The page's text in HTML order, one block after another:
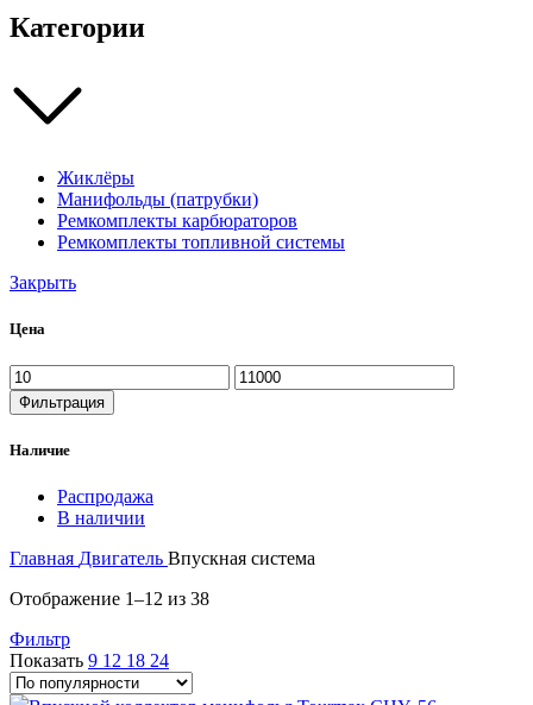
Категории
Жиклёры
Манифольды (патрубки)
Ремкомплекты карбюраторов
Ремкомплекты топливной системы
Закрыть
Цена
Минимальная
цена
Максимальная
цена
Фильтрация
Наличие
Распродажа
В наличии
Главная Двигатель Впускная система
Отображение 1–12 из 38Сортировка:
Фильтр
Показать 9 12 18 24